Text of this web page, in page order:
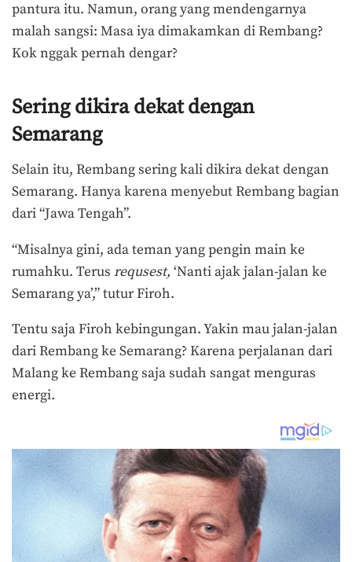
pantura itu. Namun, orang yang mendengarnya
malah sangsi: Masa iya dimakamkan di Rembang?
Kok nggak pernah dengar?
Sering dikira dekat dengan
Semarang
Selain itu, Rembang sering kali dikira dekat dengan
Semarang. Hanya karena menyebut Rembang bagian
dari “Jawa Tengah”.
“Misalnya gini, ada teman yang pengin main ke
rumahku. Terus requsest, ‘Nanti ajak jalan-jalan ke
Semarang ya’,” tutur Firoh.
Tentu saja Firoh kebingungan. Yakin mau jalan-jalan
dari Rembang ke Semarang? Karena perjalanan dari
Malang ke Rembang saja sudah sangat menguras
energi.